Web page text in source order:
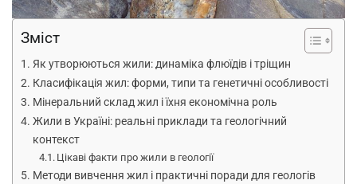
Зміст
Як утворюються жили: динаміка флюїдів і тріщин
Класифікація жил: форми, типи та генетичні особливості
Мінеральний склад жил і їхня економічна роль
Жили в Україні: реальні приклади та геологічний
контекст
Цікаві факти про жили в геології
Методи вивчення жил і практичні поради для геологів